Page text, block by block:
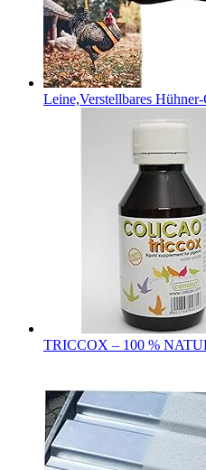
Leine,Verstellbares
TRICCOX – 100 %